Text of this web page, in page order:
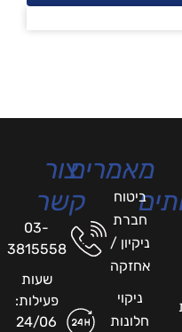
מאמרים
ביטוח
חברת
ניקיון /
אחזקה
ניקוי
חלונות
צור
קשר
03-
3815558
שעות
פעילות:
24/06